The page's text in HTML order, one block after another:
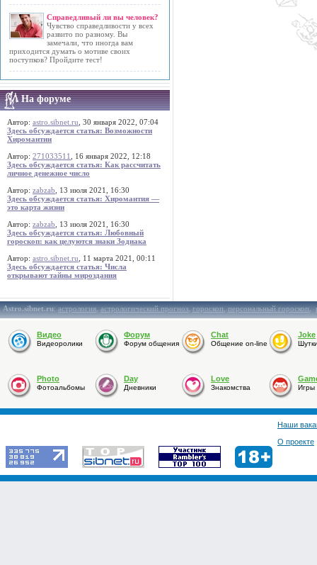
Справедливый ли вы человек?
Чувство справедливости у всех
развито по разному. Вы
замечали, что иногда вам
приходится думать о мотиве своих
поступков? Пройдите тест!
На форуме
Автор: astro.sibnet.ru , 30 января 2022, 07:04
Здесь обсуждается статья: Возможности
Хиромантии
Автор: 271033511
, 16 января 2022, 12:18
Здесь обсуждается статья: Как рассчитать
личное денежное число
Автор: zabzab , 13 июля 2021, 16:30
Здесь обсуждается статья: Хиромантия —
это карта жизни
Автор: zabzab , 13 июля 2021, 16:30
Здесь обсуждается статья: Любовный
гороскоп: как целуются знаки Зодиака
Автор: astro.sibnet.ru , 11 марта 2021, 00:11
Здесь обсуждается статья: Числа
открывают тайны мироздания
Astro.sibnet.ru:астрология,астрологический прогноз,гороскоп,персональный гороскоп,
Видео
Видеоролики
Форум
Форум общения
Chat
Общение on-line
Joke
Photo
Фотоальбомы
Day
Дневники
Love
Знакомства Игры
Наши
О проекте